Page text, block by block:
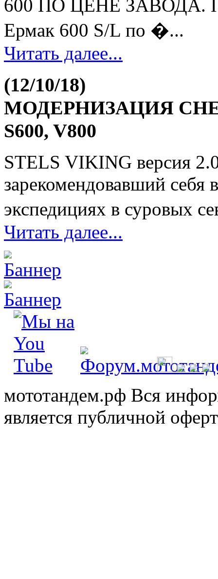
600 ПО ЦЕНЕ ЗАВОДА.
Ермак 600 S/L по �...
Читать далее...
(12/10/18)
МОДЕРНИЗАЦИЯ
S600, V800
STELS VIKING версия
зарекомендовавший
экспедициях в суровых
Читать далее...
мототандем.рф Вся
является публичной